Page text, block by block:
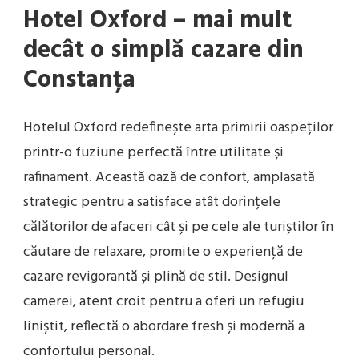
Hotel Oxford – mai mult
decât o simplă cazare din
Constanța
Hotelul Oxford redefinește arta primirii oaspeților
printr-o fuziune perfectă între utilitate și
rafinament. Această oază de confort, amplasată
strategic pentru a satisface atât dorințele
călătorilor de afaceri cât și pe cele ale turiștilor în
căutare de relaxare, promite o experiență de
cazare revigorantă și plină de stil. Designul
camerei, atent croit pentru a oferi un refugiu
liniștit, reflectă o abordare fresh și modernă a
confortului personal.